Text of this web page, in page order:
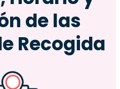
de las
Recogida